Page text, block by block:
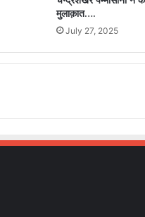
मुलाक़ात….
July 27, 2025